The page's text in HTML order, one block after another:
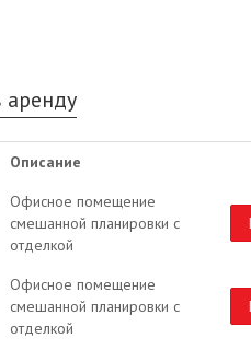
Описание
Офисное помещение
смешанной планировки с
отделкой
Офисное помещение
смешанной планировки с
отделкой